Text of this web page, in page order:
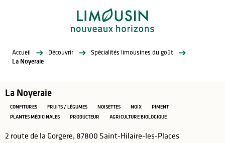
Accueil Découvrir
Spécialités limousines du goût
La Noyeraie
La Noyeraie
CONFITURES FRUITS / LÉGUMES NOISETTES NOIX
PIMENT
PLANTES MÉDICINALES
PRODUCTEUR AGRICULTURE BIOLOGIQUE
2 route de la Gorgere, 87800 Saint-Hilaire-les-Places